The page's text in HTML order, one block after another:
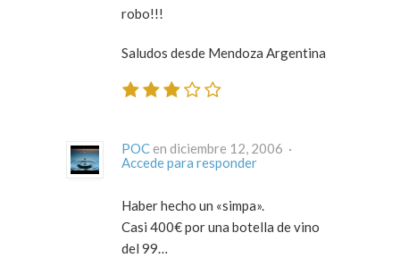
robo!!!
Saludos desde Mendoza Argentina
POC
en diciembre 12, 2006 ·
Accede para responder
Haber hecho un «simpa».
Casi 400€ por una botella de vino
del 99…